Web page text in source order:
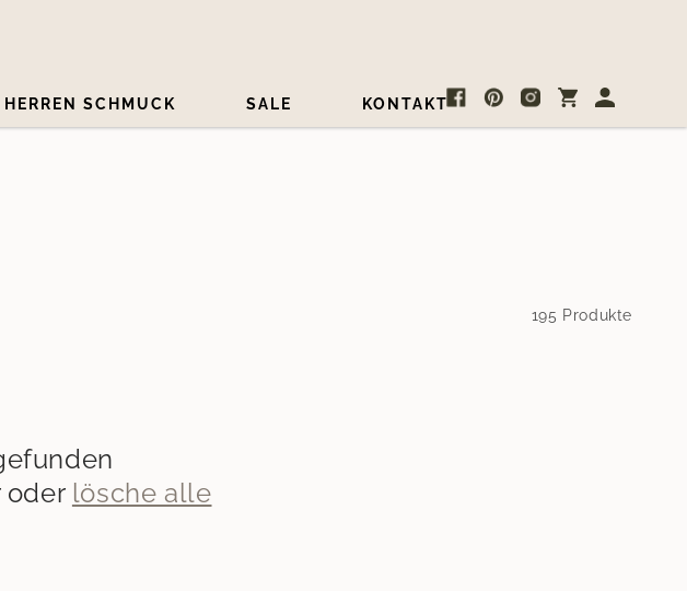
HERREN SCHMUCK SALE KONTAKTFacebookPinterestInstagram
Warenkorb
Einloggen
195 Produkte
oder lösche alle